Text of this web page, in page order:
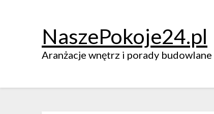
NaszePokoje24.pl
Aranżacje wnętrz i porady budowlane